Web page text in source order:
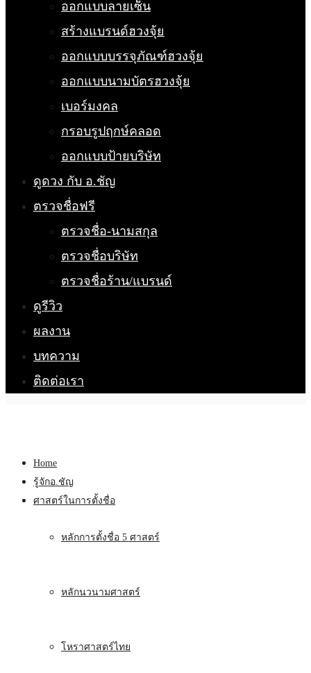
ออกแบบลายเซ็น
สร้างแบรนด์ฮวงจุ้ย
ออกแบบบรรจุภัณฑ์ฮวงจุ้ย
ออกแบบนามบัตรฮวงจุ้ย
เบอร์มงคล
กรอบรูปฤกษ์คลอด
ออกแบบป้ายบริษัท
ดูดวง กับ อ.ชัญ
ตรวจชื่อฟรี
ตรวจชื่อ-นามสกุล
ตรวจชื่อบริษัท
ตรวจชื่อร้าน/แบรนด์
ดูรีวิว
ผลงาน
บทความ
ติดต่อเรา
Home
รู้จักอ.ชัญ
ศาสตร์ในการตั้งชื่อ
หลักการตั้งชื่อ 5 ศาสตร์
หลักนวนามศาสตร์
โหราศาสตร์ไทย